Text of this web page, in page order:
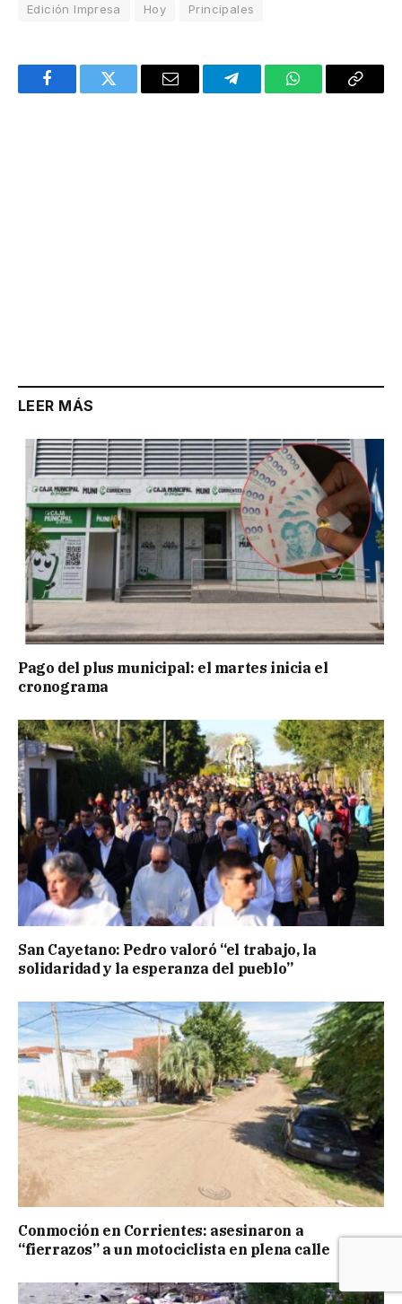
Edición Impresa Hoy Principales
FacebookTwitter Email TelegramWhatsAppCopy
LEER MÁS
Pago del plus municipal: el martes inicia el
cronograma
San Cayetano: Pedro valoró “el trabajo, la
solidaridad y la esperanza del pueblo”
Conmoción en Corrientes: asesinaron a
“fierrazos” a un motociclista en plena calle